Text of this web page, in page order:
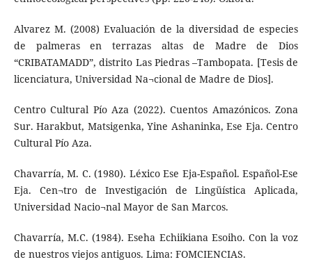
Alvarez M. (2008) Evaluación de la diversidad de especies
de palmeras en terrazas altas de Madre de Dios
“CRIBATAMADD”, distrito Las Piedras –Tambopata. [Tesis de
licenciatura, Universidad Na¬cional de Madre de Dios].
Centro Cultural Pío Aza (2022). Cuentos Amazónicos. Zona
Sur. Harakbut, Matsigenka, Yine Ashaninka, Ese Eja. Centro
Cultural Pío Aza.
Chavarría, M. C. (1980). Léxico Ese Eja-Español. Español-Ese
Eja. Cen¬tro de Investigación de Lingüística Aplicada,
Universidad Nacio¬nal Mayor de San Marcos.
Chavarría, M.C. (1984). Eseha Echiikiana Esoiho. Con la voz
de nuestros viejos antiguos. Lima: FOMCIENCIAS.